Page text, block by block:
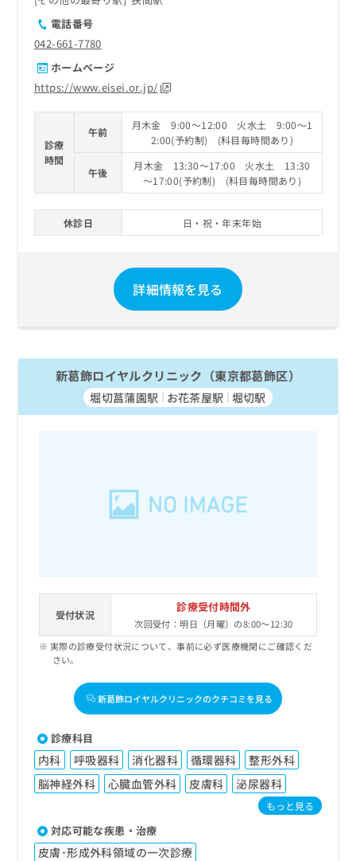
電話番号
042-661-7780
ホームページ
https://www.eisei.or.jp/
診療
時間
午前
月木金 9:00～12:00 火水土 9:00～1
2:00(予約制) (科目毎時間あり)
午後
月木金 13:30～17:00 火水土 13:30
～17:00(予約制) (科目毎時間あり)
休診日 日・祝・年末年始
詳細情報を見る
新葛飾ロイヤルクリニック（東京都葛飾区）
堀切菖蒲園駅 お花茶屋駅 堀切駅
受付状況
診療受付時間外
次回受付：明日（月曜）の8:00～12:30
実際の診療受付状況について、事前に必ず医療機関にご確認くだ
さい。
新葛飾ロイヤルクリニックのクチコミを見る
診療科目
内科 呼吸器科 消化器科 循環器科
整形外科
脳神経外科
心臓血管外科 皮膚科 泌尿器科
もっと見る
対応可能な疾患・治療
皮膚･形成外科領域の一次診療